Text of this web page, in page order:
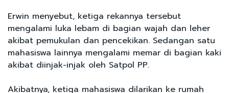
Erwin menyebut, ketiga rekannya tersebut
mengalami luka lebam di bagian wajah dan leher
akibat pemukulan dan pencekikan. Sedangan satu
mahasiswa lainnya mengalami memar di bagian kaki
akibat diinjak-injak oleh Satpol PP.
Akibatnya, ketiga mahasiswa dilarikan ke rumah